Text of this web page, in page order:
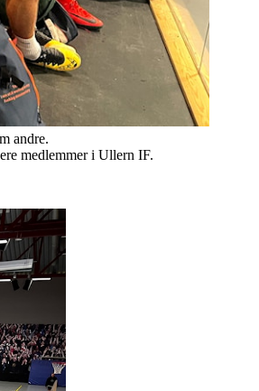
andre.
medlemmer i Ullern IF.